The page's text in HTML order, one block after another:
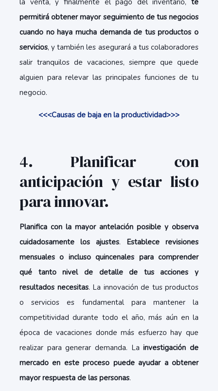
la venta, y finalmente el pago del inventario, te
permitirá obtener mayor seguimiento de tus negocios
cuando no haya mucha demanda de tus productos o
servicios, y también les asegurará a tus colaboradores
salir tranquilos de vacaciones, siempre que quede
alguien para relevar las principales funciones de tu
negocio.
<<<Causas de baja en la productividad>>>
4. Planificar con
anticipación y estar listo
para innovar.
Planifica con la mayor antelación posible y observa
cuidadosamente los ajustes. Establece revisiones
mensuales o incluso quincenales para comprender
qué tanto nivel de detalle de tus acciones y
resultados necesitas. La innovación de tus productos
o servicios es fundamental para mantener la
competitividad durante todo el año, más aún en la
época de vacaciones donde más esfuerzo hay que
realizar para generar demanda. Lainvestigación de
mercado en este proceso puede ayudar a obtener
mayor respuesta de las personas.